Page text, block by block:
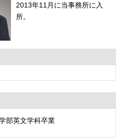
2013年11月に当事務所に入
所。
部英文学科卒業